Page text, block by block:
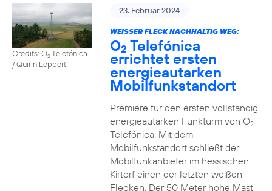
Credits: O2Telefónica
/ Quirin Leppert
23. Februar 2024
WEISSER FLECK NACHHALTIG WEG:
O2 Telefónica
errichtet ersten
energieautarken
Mobilfunkstandort
Premiere für den ersten vollständig
energieautarken Funkturm von O2
Telefónica: Mit dem
Mobilfunkstandort schließt der
Mobilfunkanbieter im hessischen
Kirtorf einen der letzten weißen
Flecken. Der 50 Meter hohe Mast